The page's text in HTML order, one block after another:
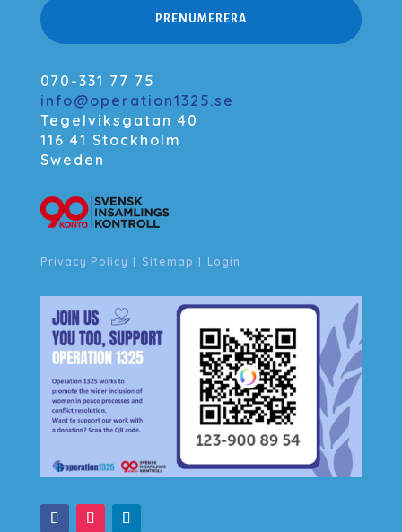
PRENUMERERA
070-331 77 75
info@operation1325.se
Tegelviksgatan 40
116 41 Stockholm
Sweden
Privacy Policy Sitemap Login